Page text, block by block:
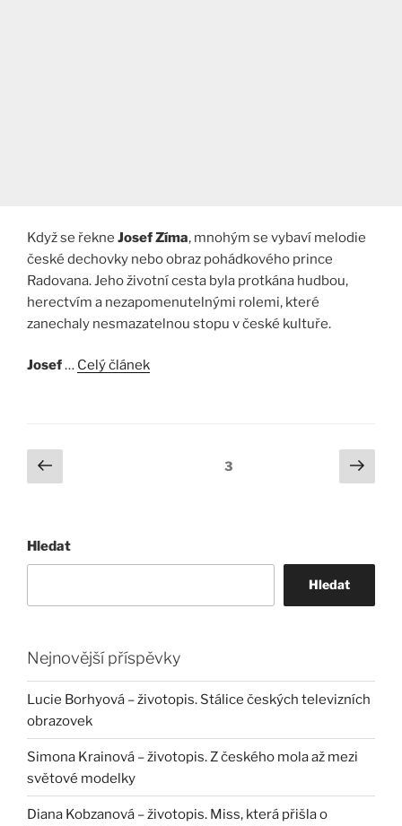
Když se řekne Josef Zíma, mnohým se vybaví melodie
české dechovky nebo obraz pohádkového prince
Radovana. Jeho životní cesta byla protkána hudbou,
herectvím a nezapomenutelnými rolemi, které
zanechaly nesmazatelnou stopu v české kultuře.​
Josef… Celý článek
Stránkování
příspěvků
Předchozí
stránka
Stránka:3
Další
Hledat
Hledat
Nejnovější příspěvky
Lucie Borhyová – životopis. Stálice českých televizních
obrazovek
Simona Krainová – životopis. Z českého mola až mezi
světové modelky
Diana Kobzanová – životopis. Miss, která přišla o